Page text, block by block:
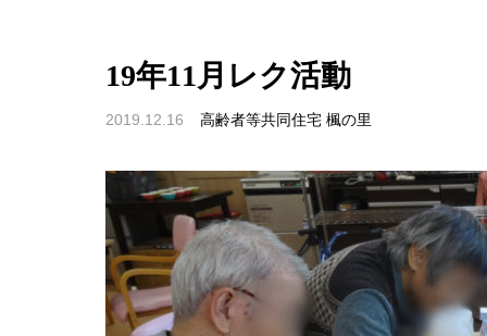
秋のドライブ
高齢者等共同住宅 みんとの里
青空
19年11月レク活動
2019.12.16 高齢者等共同住宅 楓の里